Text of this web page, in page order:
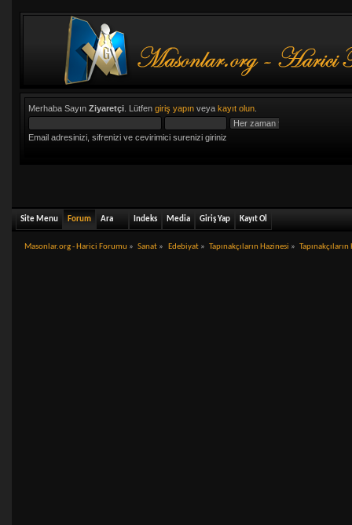
Merhaba Sayın Ziyaretçi. Lütfen giriş yapınveya kayıt olun.
Email adresinizi, sifrenizi ve cevirimici surenizi giriniz
Site Menu Forum Ara Indeks Media Giriş Yap Kayıt Ol
Masonlar.org - Harici Forumu » Sanat » Edebiyat» Tapınakçıların Hazinesi »